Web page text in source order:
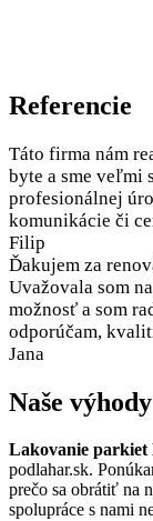
Referencie
Táto firma nám
byte a sme veľmi
profesionálnej
komunikácie či
Filip
Ďakujem za
Uvažovala som
možnosť a som
odporúčam,
Jana
Naše výhody
Lakovanie parkiet
podlahar.sk.
prečo sa obrátiť na
spolupráce s nami